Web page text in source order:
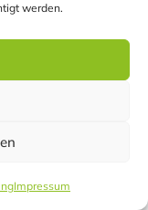
werden.
Impressum